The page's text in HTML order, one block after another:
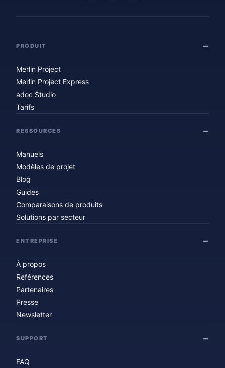
PRODUIT
Merlin Project
Merlin Project Express
adoc Studio
Tarifs
RESSOURCES
Manuels
Modèles de projet
Blog
Guides
Comparaisons de produits
Solutions par secteur
ENTREPRISE
À propos
Références
Partenaires
Presse
Newsletter
SUPPORT
FAQ